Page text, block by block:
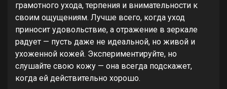
грамотного ухода, терпения и внимательности к
своим ощущениям. Лучше всего, когда уход
приносит удовольствие, а отражение в зеркале
радует — пусть даже не идеальной, но живой и
ухоженной кожей. Экспериментируйте, но
слушайте свою кожу — она всегда подскажет,
когда ей действительно хорошо.